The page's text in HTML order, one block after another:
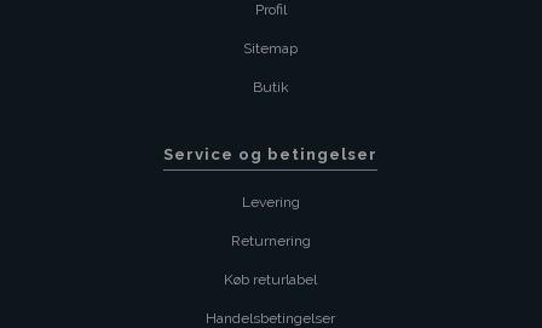
Profil
Sitemap
Butik
Service og betingelser
Levering
Returnering
Køb returlabel
Handelsbetingelser